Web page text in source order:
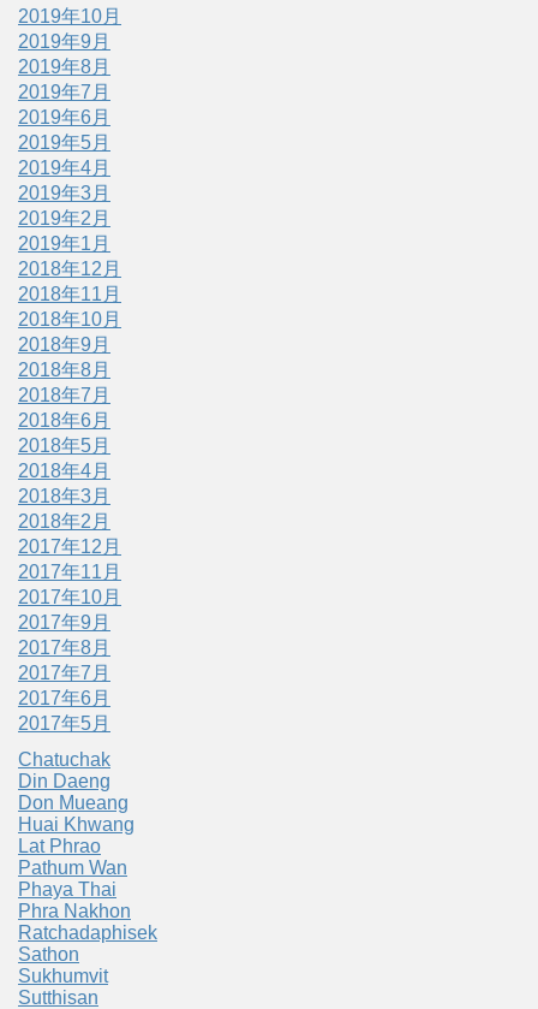
2019年10月
2019年9月
2019年8月
2019年7月
2019年6月
2019年5月
2019年4月
2019年3月
2019年2月
2019年1月
2018年12月
2018年11月
2018年10月
2018年9月
2018年8月
2018年7月
2018年6月
2018年5月
2018年4月
2018年3月
2018年2月
2017年12月
2017年11月
2017年10月
2017年9月
2017年8月
2017年7月
2017年6月
2017年5月
Chatuchak
Din Daeng
Don Mueang
Huai Khwang
Lat Phrao
Pathum Wan
Phaya Thai
Phra Nakhon
Ratchadaphisek
Sathon
Sukhumvit
Sutthisan